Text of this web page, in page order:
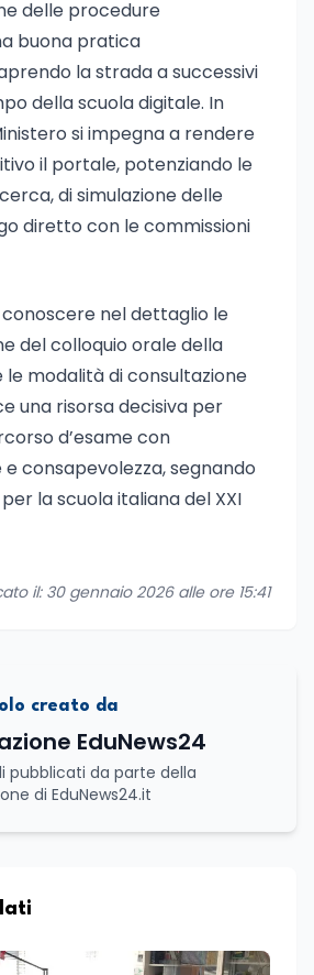
delle procedure
buona pratica
la strada a successivi
della scuola digitale. In
si impegna a rendere
il portale, potenziando le
di simulazione delle
diretto con le commissioni
conoscere nel dettaglio le
del colloquio orale della
le modalità di consultazione
una risorsa decisiva per
d’esame con
consapevolezza, segnando
la scuola italiana del XXI
il: 30 gennaio 2026 alle ore 15:41
creato da
EduNews24
pubblicati da parte della
di EduNews24.it